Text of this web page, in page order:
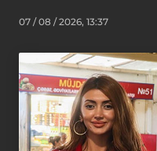
07 / 08 / 2026, 13:37